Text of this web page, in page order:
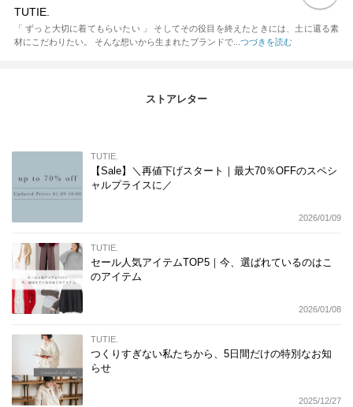
TUTIE.
「 ずっと大切に着てもらいたい 」 そしてその役目を終えたときには、土に還る素
材にこだわりたい。 そんな想いから生まれたブランドで... つづきを読む
ストアレター
TUTIE.
【Sale】＼再値下げスタート｜最大70％OFFのスペシ
ャルプライスに／
2026/01/09
TUTIE.
セール人気アイテムTOP5｜今、選ばれているのはこ
のアイテム
2026/01/08
TUTIE.
つくりすぎない私たちから、5日間だけの特別なお知
らせ
2025/12/27